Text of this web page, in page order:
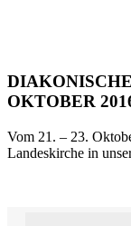
OKTOBER
Vom 21. – 23.
Landeskirche in